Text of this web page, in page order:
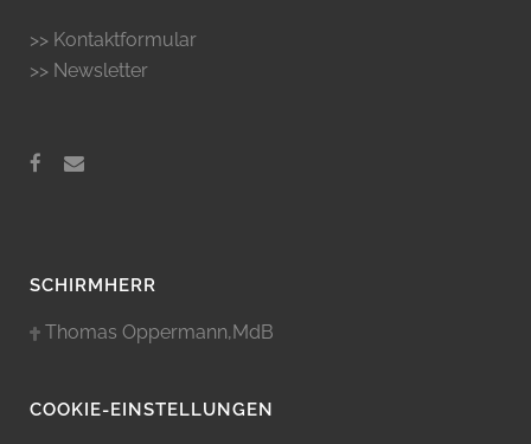
>> Kontaktformular
>> Newsletter
SCHIRMHERR
Thomas Oppermann,MdB
COOKIE-EINSTELLUNGEN